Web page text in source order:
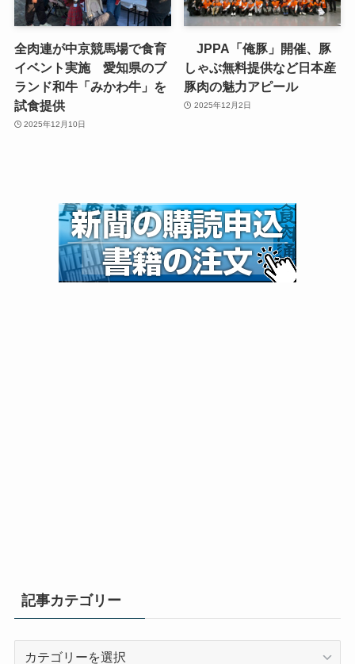
全肉連が中京競馬場で食育
イベント実施 愛知県のブ
ランド和牛「みかわ牛」を
試食提供
2025年12月10日
JPPA「俺豚」開催、豚
しゃぶ無料提供など日本産
豚肉の魅力アピール
2025年12月2日
記事カテゴリー